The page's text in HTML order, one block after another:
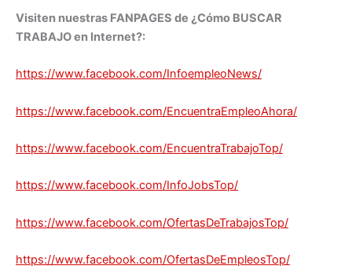
Visiten nuestras FANPAGES de ¿Cómo BUSCAR
TRABAJO en Internet?:
https://www.facebook.com/InfoempleoNews/
https://www.facebook.com/EncuentraEmpleoAhora/
https://www.facebook.com/EncuentraTrabajoTop/
https://www.facebook.com/InfoJobsTop/
https://www.facebook.com/OfertasDeTrabajosTop/
https://www.facebook.com/OfertasDeEmpleosTop/